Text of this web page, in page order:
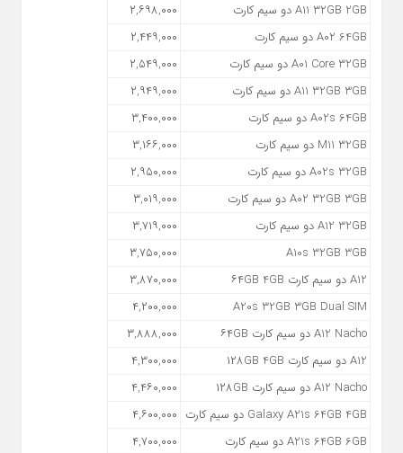
A11 32GB 2GB دو سیم کارت
۲,۶۹۸,۰۰۰
A02 64GB دو سیم کارت
۲,۴۴۹,۰۰۰
A01 Core 32GB دو سیم کارت
۲,۵۴۹,۰۰۰
A11 32GB 3GB دو سیم کارت
۲,۹۴۹,۰۰۰
A02s 64GB دو سیم کارت
۳,۴۰۰,۰۰۰
M11 32GB دو سیم کارت
۳,۱۶۶,۰۰۰
A02s 32GB دو سیم کارت
۲,۹۵۰,۰۰۰
A02 32GB 3GB دو سیم کارت
۳,۰۱۹,۰۰۰
A12 32GB دو سیم کارت
۳,۷۱۹,۰۰۰
A10s 32GB 3GB
۳,۷۵۰,۰۰۰
A12 دو سیم کارت ۶۴GB 4GB
۳,۸۷۰,۰۰۰
A20s 32GB 3GB Dual SIM
۴,۲۰۰,۰۰۰
A12 Nacho دو سیم کارت ۶۴GB
۳,۸۸۸,۰۰۰
A12 دو سیم کارت ۱۲۸GB 4GB
۴,۳۰۰,۰۰۰
A12 Nacho دو سیم کارت ۱۲۸GB
۴,۴۶۰,۰۰۰
Galaxy A21s 64GB 4GB دو سیم کارت
۴,۶۰۰,۰۰۰
A21s 64GB 6GB دو سیم کارت
۴,۷۰۰,۰۰۰